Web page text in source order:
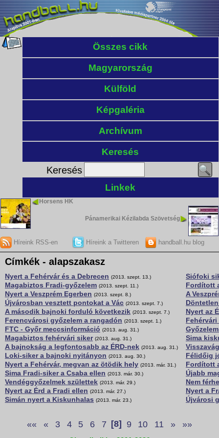
Összes cikk
Magyarország
Külföld
Képgaléria
Archívum
Keresés
Keresés
Linkek
Horsens HK
Pánamerikai Kézilabda Szövetség
Híreink RSS-en Híreink a Twitteren handball.hu blog
Címkék - alapszakasz
Nyert a Fehérvár és a Debrecen (2013. szept. 13.)
Magabiztos Fradi-győzelem (2013. szept. 11.)
Nyert a Veszprém Egerben (2013. szept. 8.)
Újvárosban vesztett pontokat a Vác (2013. szept. 7.)
A második bajnoki forduló következik (2013. szept. 7.)
Ferencvárosi győzelem a rangadón (2013. szept. 1.)
FTC - Győr meccsinformáció (2013. aug. 31.)
Magabiztos fehérvári siker (2013. aug. 31.)
A bajnokság a legfontosabb az ÉRD-nek (2013. aug. 31.)
Loki-siker a bajnoki nyitányon (2013. aug. 30.)
Nyert a Fehérvár, megvan az ötödik hely (2013. már. 31.)
Sima Fradi-siker a Csaba ellen (2013. már. 30.)
Vendéggyőzelmek születtek (2013. már. 29.)
Nyert az Érd a Fradi ellen (2013. már. 27.)
Simán nyert a Kiskunhalas (2013. már. 23.)
Siófoki
Fordított
A
Nyert az
Sima
Félidőig
Fordított
Újabb
Nem
Nyert a
Újvárosi
«« « 3 4 5 6 7 [8] 9 10 11 » »»